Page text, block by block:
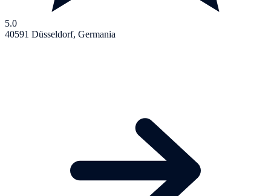
5.0
40591 Düsseldorf, Germania